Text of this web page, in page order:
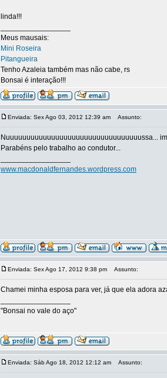
linda!!!
Meus mausais:
Mini Roseira
Pitangueira
Tenho Azaleia também mas não cabe, rs
Bonsai é interação!!!
Enviada: Sex Ago 03, 2012 12:39 am Assunto:
Nuuuuuuuuuuuuuuuuuuuuuuuuuuuuuuuuussa...
Parabéns pelo trabalho ao condutor...
www.macdonaldfernandes.wordpress.com
Enviada: Sex Ago 17, 2012 9:38 pm Assunto:
Chamei minha esposa para ver, já que ela adora
"Bonsai no vale do aço"
Enviada: Sáb Ago 18, 2012 12:12 am Assunto: